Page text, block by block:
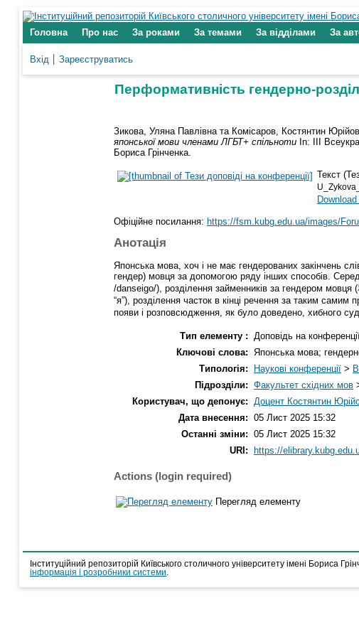
Головна Про нас За роками За темами За відділами За
Вхід Зареєструватись
Перформативність гендерно-
Зикова, Уляна Павлівна та Комісаров, Костянтин
японської мови членами ЛГБТ+ спільноти In: ІІІ
Бориса Грінченка.
Текст
Офіційне посилання: https://fsm.kubg.edu.ua/images/
Анотація
Японська мова, хоч і не має гендерованих закінчень
гендер) мовця за допомогою ряду інших способів.
/danseigo/), розділення займенників за гендером
“я”), розділення часток в кінці речення за таким
появи і розповсюдження, як було доведено, хибного
Тип елементу :
Доповідь на
Ключові слова:
Японська мова;
Типологія:
Наукові конференції >
Підрозділи: Факультет східних мов
Користувач, що депонує:
Доцент Костянтин
Дата внесення: 05 Лист 2025 15:32
Останні зміни: 05 Лист 2025 15:32
URI:
https://
Actions (login required)
Перегляд елементу
Інституційний репозиторій Київського столичного університету імені Бориса
інформація і розробники системи